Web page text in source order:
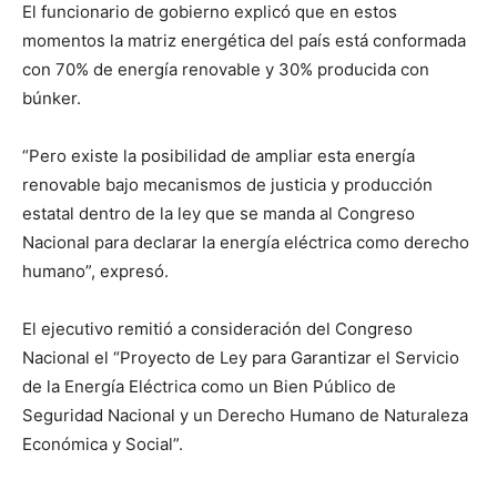
El funcionario de gobierno explicó que en estos
momentos la matriz energética del país está conformada
con 70% de energía renovable y 30% producida con
búnker.
“Pero existe la posibilidad de ampliar esta energía
renovable bajo mecanismos de justicia y producción
estatal dentro de la ley que se manda al Congreso
Nacional para declarar la energía eléctrica como derecho
humano”, expresó.
El ejecutivo remitió a consideración del Congreso
Nacional el “Proyecto de Ley para Garantizar el Servicio
de la Energía Eléctrica como un Bien Público de
Seguridad Nacional y un Derecho Humano de Naturaleza
Económica y Social”.